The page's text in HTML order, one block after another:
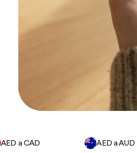
AED a CAD AED a AUD